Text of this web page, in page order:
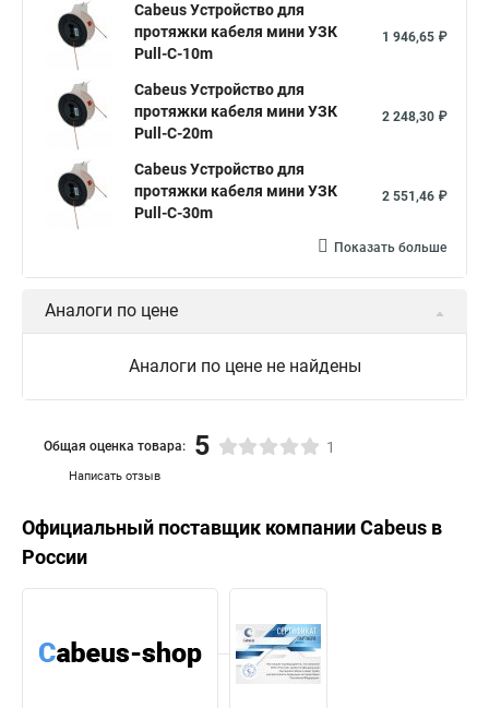
Cabeus Устройство для
протяжки кабеля мини УЗК
Pull-C-10m
1 946,65 ₽
Cabeus Устройство для
протяжки кабеля мини УЗК
Pull-C-20m
2 248,30 ₽
Cabeus Устройство для
протяжки кабеля мини УЗК
Pull-C-30m
2 551,46 ₽
Показать больше
Аналоги по цене
Аналоги по цене не найдены
Написать отзыв
Общая оценка товара: 5 1
Официальный поставщик компанииCabeus в
России